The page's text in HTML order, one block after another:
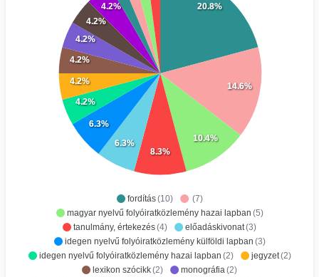
fordítás(10)
(7)
magyar nyelvű folyóiratközlemény hazai lapban (5)
tanulmány, értekezés(4) előadáskivonat(3)
idegen nyelvű folyóiratközlemény külföldi lapban (3)
idegen nyelvű folyóiratközlemény hazai lapban (2) jegyzet(2)
lexikon szócikk(2) monográfia (2)
20.8%
14.6%
10.4%
8.3%
6.3%
6.3%
4.2%
4.2%
4.2%
4.2%
4.2%
4.2%